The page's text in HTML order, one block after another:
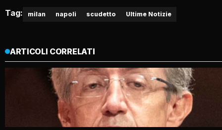
Tag: milan napoli scudetto Ultime Notizie
ARTICOLI CORRELATI